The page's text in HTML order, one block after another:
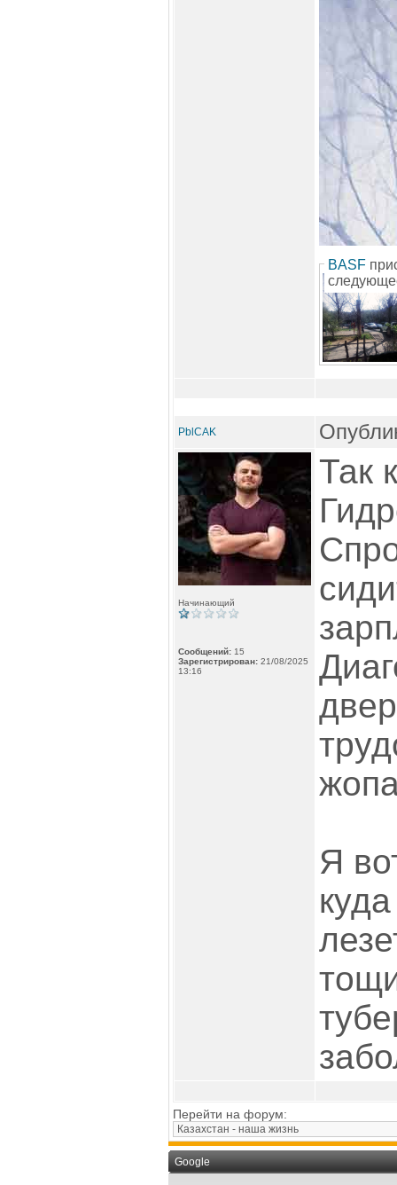
BASF
PblCAK
Начинающий
Сообщений: 15
Зарегистрирован: 21/08/2025
13:16
Так
Я
Перейти на форум:
Google